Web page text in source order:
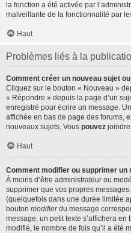
la fonction a été activée par
malveillante de la fonctionnalité par
Haut
Problèmes liés à la
Comment créer un nouveau sujet
Cliquez sur le bouton « Nouveau »
« Répondre » depuis la page d’un
enregistré pour écrire un message.
affichée en bas de page des forums,
nouveaux sujets, Vous pouvez
Haut
Comment modifier ou supprimer un
À moins d’être administrateur ou
supprimer que vos propres
(quelquefois dans une durée limitée
bouton modifierdu message
message, un petit texte s’affichera
modifié, le nombre de fois qu’il a été